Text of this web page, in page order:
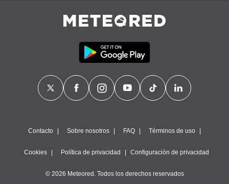
Contacto Sobre nosotros FAQ Términos de uso
Cookies Política de privacidad Configuración de privacidad
© 2026 Meteored. Todos los derechos reservados